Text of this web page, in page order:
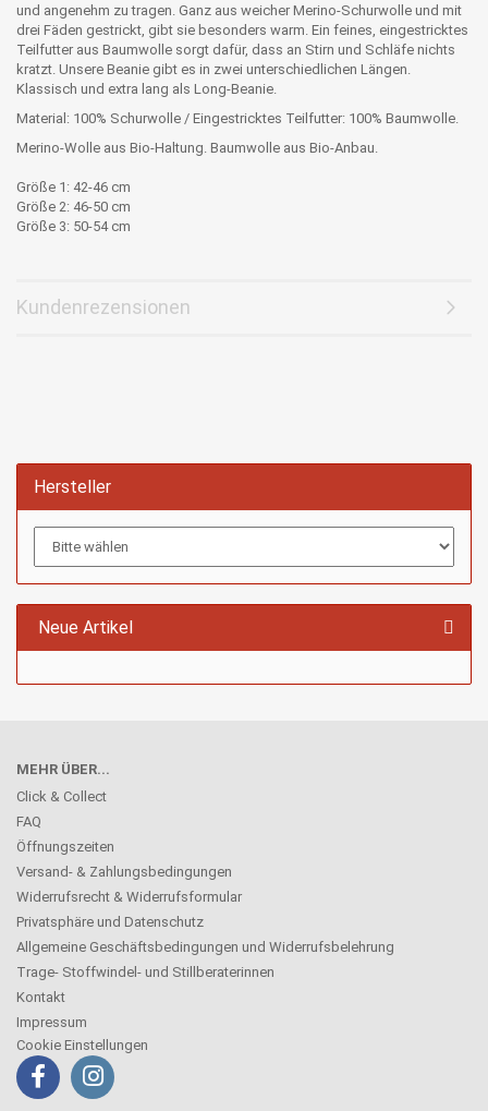
und angenehm zu tragen. Ganz aus weicher Merino-Schurwolle und mit
drei Fäden gestrickt, gibt sie besonders warm. Ein feines, eingestricktes
Teilfutter aus Baumwolle sorgt dafür, dass an Stirn und Schläfe nichts
kratzt. Unsere Beanie gibt es in zwei unterschiedlichen Längen.
Klassisch und extra lang als Long-Beanie.
Material: 100% Schurwolle / Eingestricktes Teilfutter: 100% Baumwolle.
Merino-Wolle aus Bio-Haltung. Baumwolle aus Bio-Anbau.
Größe 1: 42-46 cm
Größe 2: 46-50 cm
Größe 3: 50-54 cm
Kundenrezensionen
Hersteller
Neue Artikel
MEHR ÜBER...
Click & Collect
FAQ
Öffnungszeiten
Versand- & Zahlungsbedingungen
Widerrufsrecht & Widerrufsformular
Privatsphäre und Datenschutz
Allgemeine Geschäftsbedingungen und Widerrufsbelehrung
Trage- Stoffwindel- und Stillberaterinnen
Kontakt
Impressum
Cookie Einstellungen